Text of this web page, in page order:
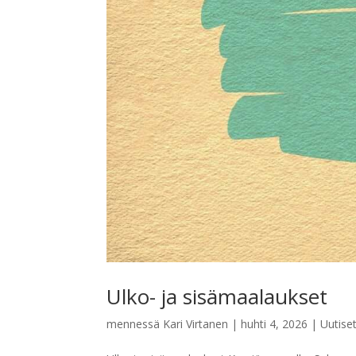
Ulko- ja sisämaalaukset
mennessä Kari Virtanen |huhti 4, 2026 |